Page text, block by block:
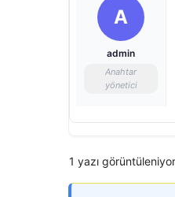
A
admin
Anahtar
yönetici
1 yazı